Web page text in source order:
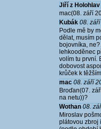
Jiří z Holohlav
mac(08. září
Kubák 08.
Podle mě by
dělat, musím
bojovníka,
lehkooděnec
volím tu první.
dobovost
krůček k
mac 08. září
Broďan(07.
na netu))?
Wothan 08.
Miroslav
plátovou zbroj